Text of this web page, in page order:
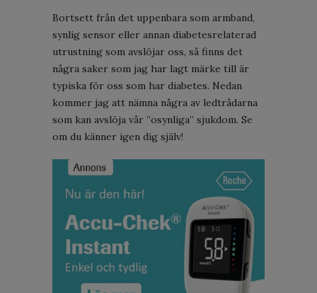
Bortsett från det uppenbara som armband,
synlig sensor eller annan diabetesrelaterad
utrustning som avslöjar oss, så finns det
några saker som jag har lagt märke till är
typiska för oss som har diabetes. Nedan
kommer jag att nämna några av ledtrådarna
som kan avslöja vår ”osynliga” sjukdom. Se
om du känner igen dig själv!